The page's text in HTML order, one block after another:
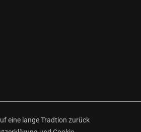
eine lange Tradtion zurück